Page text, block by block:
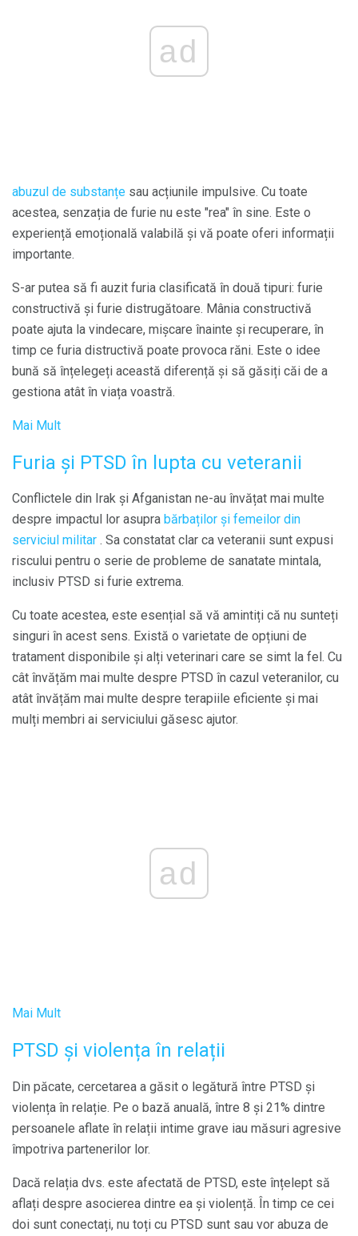
ad
abuzul de substanțe sau acțiunile impulsive. Cu toate
acestea, senzația de furie nu este "rea" în sine. Este o
experiență emoțională valabilă și vă poate oferi informații
importante.
S-ar putea să fi auzit furia clasificată în două tipuri: furie
constructivă și furie distrugătoare. Mânia constructivă
poate ajuta la vindecare, mișcare înainte și recuperare, în
timp ce furia distructivă poate provoca răni. Este o idee
bună să înțelegeți această diferență și să găsiți căi de a
gestiona atât în ​​viața voastră.
Mai Mult
Furia și PTSD în lupta cu veteranii
Conflictele din Irak și Afganistan ne-au învățat mai multe
despre impactul lor asupra bărbaților și femeilor din
serviciul militar . Sa constatat clar ca veteranii sunt expusi
riscului pentru o serie de probleme de sanatate mintala,
inclusiv PTSD si furie extrema.
Cu toate acestea, este esențial să vă amintiți că nu sunteți
singuri în acest sens. Există o varietate de opțiuni de
tratament disponibile și alți veterinari care se simt la fel. Cu
cât învățăm mai multe despre PTSD în cazul veteranilor, cu
atât învățăm mai multe despre terapiile eficiente și mai
mulți membri ai serviciului găsesc ajutor.
ad
Mai Mult
PTSD și violența în relații
Din păcate, cercetarea a găsit o legătură între PTSD și
violența în relație. Pe o bază anuală, între 8 și 21% dintre
persoanele aflate în relații intime grave iau măsuri agresive
împotriva partenerilor lor.
Dacă relația dvs. este afectată de PTSD, este înțelept să
aflați despre asocierea dintre ea și violență. În timp ce cei
doi sunt conectați, nu toți cu PTSD sunt sau vor abuza de